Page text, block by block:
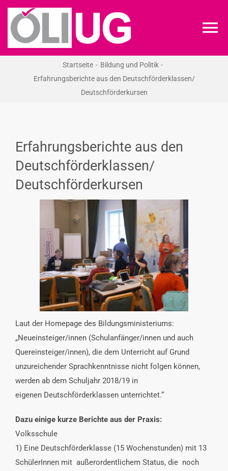
Zum
Inhalt
springen
RECHT
VERANSTALTUNGEN
INTERESSENSVERTRETUNG
KONTAKT
Startseite
Bildung und Politik
Erfahrungsberichte aus den Deutschförderklassen/
Deutschförderkursen
Erfahrungsberichte aus den
Deutschförderklassen/
Deutschförderkursen
Laut der Homepage des Bildungsministeriums:
„Neueinsteiger/innen (Schulanfänger/innen und auch
Quereinsteiger/innen), die dem Unterricht auf Grund
unzureichender Sprachkenntnisse nicht folgen können,
werden ab dem Schuljahr 2018/19 in
eigenen Deutschförderklassen unterrichtet.“
Dazu einige kurze Berichte aus der Praxis:
Volksschule
1) Eine Deutschförderklasse (15 Wochenstunden) mit 13
SchülerInnen mit außerordentlichem Status, die noch